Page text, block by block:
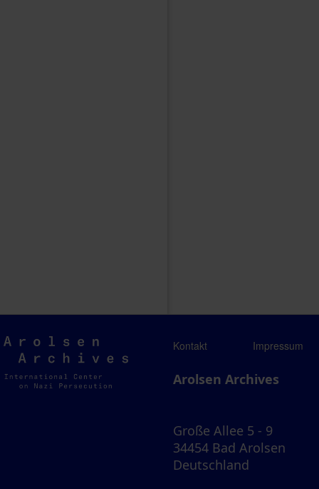
Arolsen
Archives
Kontakt Impressum
Arolsen Archives
Große Allee 5 - 9
34454 Bad Arolsen
Deutschland